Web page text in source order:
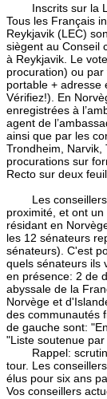
Inscrits sur la
Tous les Français
Reykjavik (LEC)
siègent au Conseil
à Reykjavik. Le
procuration) ou
portable + adresse
Vérifiez!). En
enregistrées à
agent de
ainsi que par les
Trondheim, Narvik,
procurations sur
Recto sur deux
Les conseillers
proximité, et ont
résidant en
les 12 sénateurs
sénateurs). C'est
quels sénateurs ils
en présence: 2 de
abyssale de la
Norvège et
des communautés
de gauche sont:
"Liste soutenue
Rappel: scrutin
tour. Les
élus pour six ans
Vos conseillers